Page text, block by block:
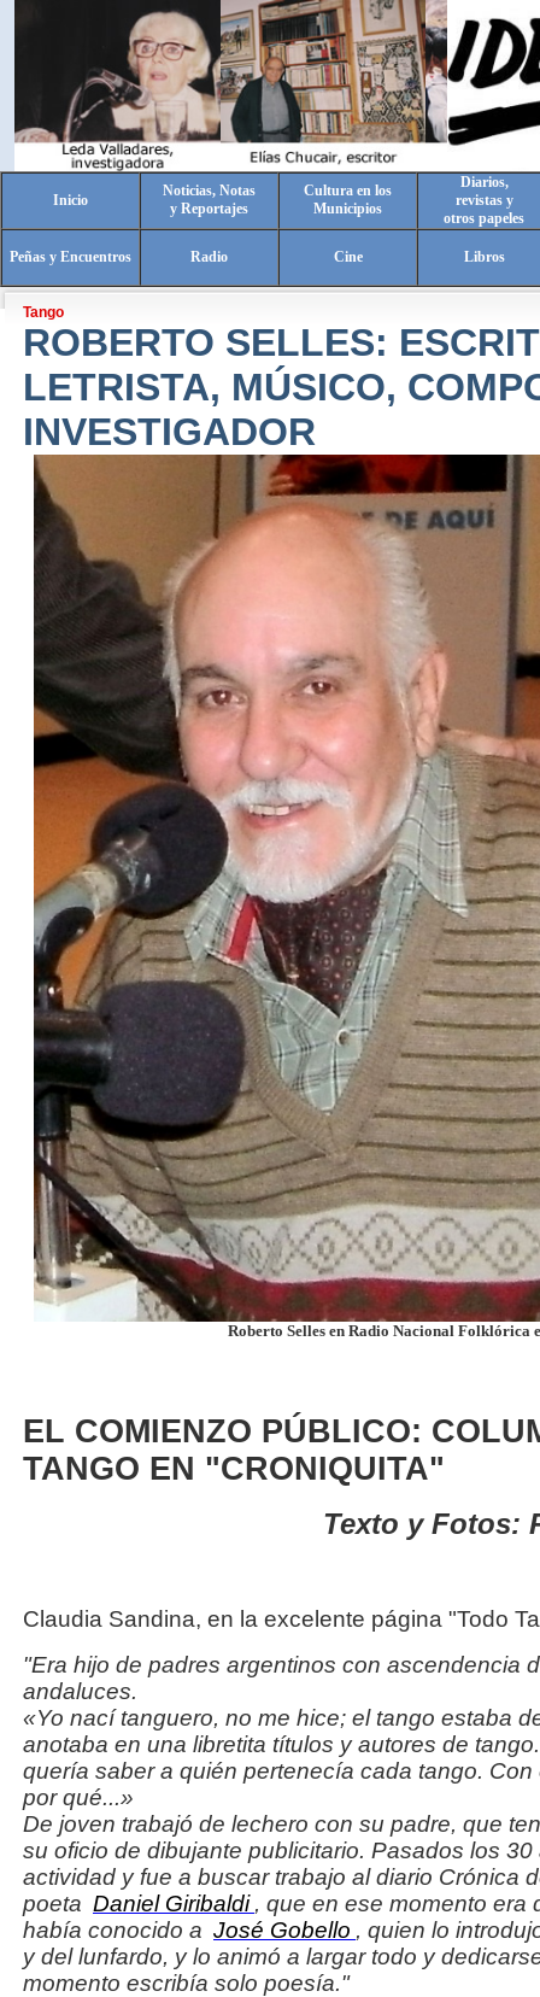
Inicio
Noticias, Notas
y Reportajes
Cultura en los
Municipios
Diarios,
revistas y
otros papeles
Peñas y Encuentros Radio Cine Libros
Tango
ROBERTO SELLES:
LETRISTA, MÚSICO,
INVESTIGADOR
Roberto Selles en Radio Nacional Folklórica
EL COMIENZO PÚBLICO:
TANGO EN "CRONIQUITA"
Texto y Fotos:
Claudia Sandina, en la excelente página "Todo
"Era hijo de padres argentinos con ascendencia
andaluces.
«Yo nací tanguero, no me hice; el tango estaba
anotaba en una libretita títulos y autores de
quería saber a quién pertenecía cada tango.
por qué...»
De joven trabajó de lechero con su padre, que
su oficio de dibujante publicitario. Pasados los
actividad y fue a buscar trabajo al diario Crónica
poeta Daniel Giribaldi , que en ese momento era
había conocido a José Gobello , quien lo
y del lunfardo, y lo animó a largar todo y
momento escribía solo poesía."